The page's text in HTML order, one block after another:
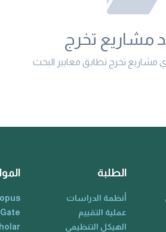
مشاريع تخرج
مشاريع تخرج تطابق معايير البحث
الطلبة
أنظمة الدراسات
عملية التقييم
الهيكل التنظيمي